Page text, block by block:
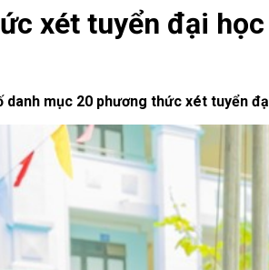
xét tuyển đại
mục 20 phương thức xét tuyển